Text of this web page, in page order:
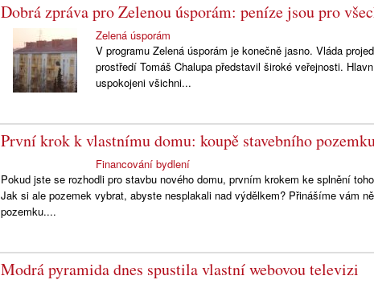
Dobrá zpráva pro Zelenou úsporám: peníze jsou pro
Zelená úsporám
V programu Zelená úsporám je konečně jasno. Vláda
prostředí Tomáš Chalupa představil široké veřejnosti.
uspokojeni všichni...
První krok k vlastnímu domu: koupě stavebního
Financování bydlení
Pokud jste se rozhodli pro stavbu nového domu, prvním krokem ke splnění
Jak si ale pozemek vybrat, abyste nesplakali nad výdělkem? Přinášíme vám
pozemku....
Modrá pyramida dnes spustila vlastní webovou televizi